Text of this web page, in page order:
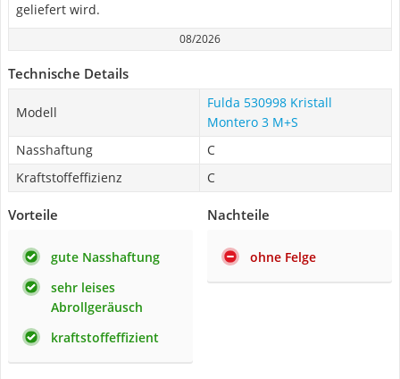
geliefert wird.
08/2026
Technische Details
Modell
Fulda 530998 Kristall
Montero 3 M+S
Nasshaftung
C
Kraftstoffeffizienz
C
Vorteile
gute Nasshaftung
sehr leises
Abrollgeräusch
kraftstoffeffizient
Nachteile
ohne Felge